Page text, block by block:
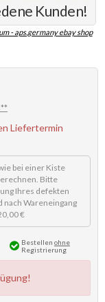
Kunden!
- aps.germany ebay shop
Liefertermin
bei einer Kiste
Bitte
Ihres defekten
nach Wareneingang
€
Bestellen ohne
Registrierung